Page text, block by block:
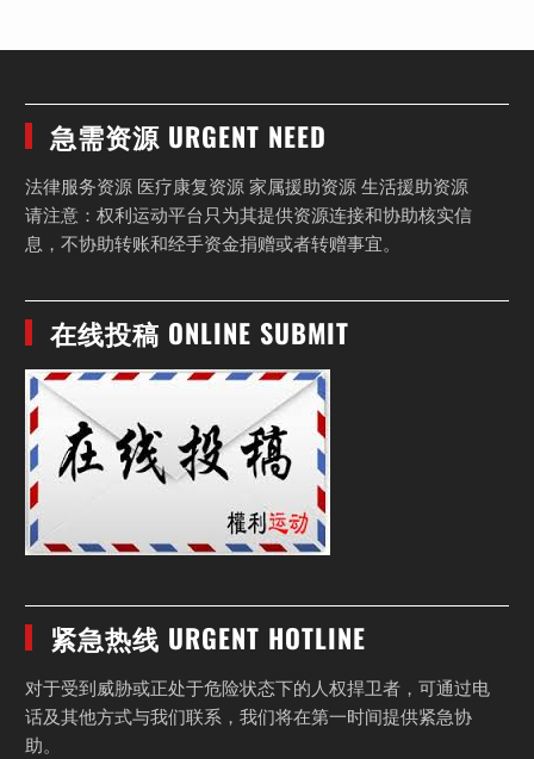
急需资源 URGENT NEED
法律服务资源 医疗康复资源 家属援助资源 生活援助资源
请注意：权利运动平台只为其提供资源连接和协助核实信
息，不协助转账和经手资金捐赠或者转赠事宜。
在线投稿 ONLINE SUBMIT
紧急热线 URGENT HOTLINE
对于受到威胁或正处于危险状态下的人权捍卫者，可通过电
话及其他方式与我们联系，我们将在第一时间提供紧急协
助。